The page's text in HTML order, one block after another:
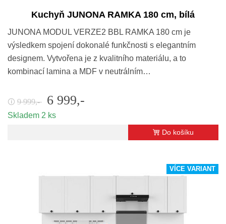
Kuchyň JUNONA RAMKA 180 cm, bílá
JUNONA MODUL VERZE2 BBL RAMKA 180 cm je
výsledkem spojení dokonalé funkčnosti s elegantním
designem. Vytvořena je z kvalitního materiálu, a to
kombinací lamina a MDF v neutrálním…
🛈 9 999,- 6 999,-
Skladem 2 ks
Do košíku
VÍCE VARIANT